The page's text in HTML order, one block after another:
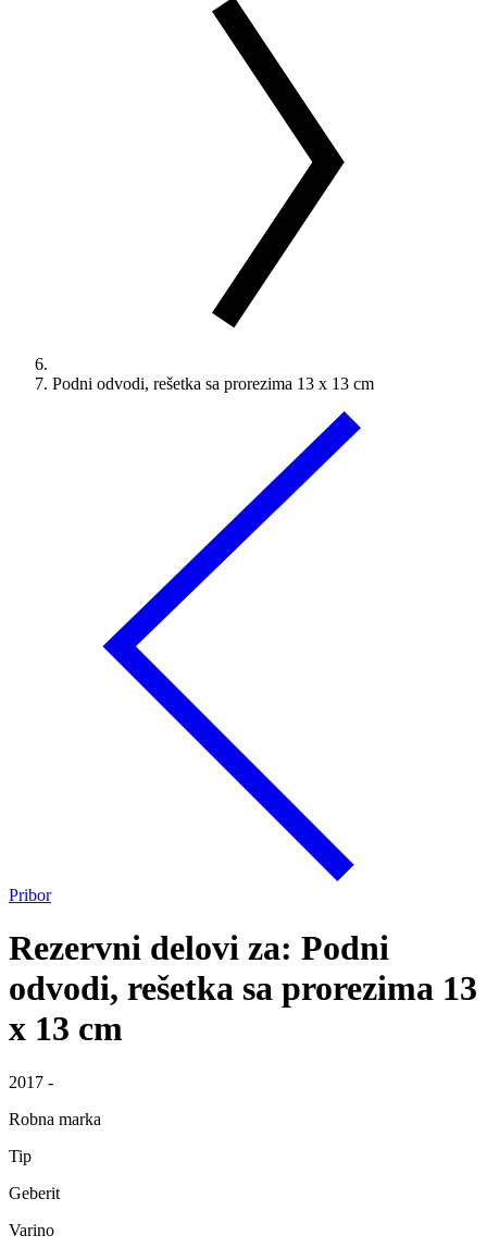
Podni odvodi, rešetka sa prorezima 13 x 13 cm
Pribor
Rezervni delovi za: Podni
odvodi, rešetka sa prorezima 13
x 13 cm
2017 -
Robna marka
Tip
Geberit
Varino